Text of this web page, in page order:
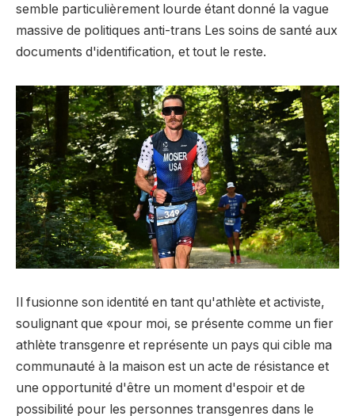
semble particulièrement lourde étant donné la vague
massive de politiques anti-trans Les soins de santé aux
documents d'identification, et tout le reste.
Il fusionne son identité en tant qu'athlète et activiste,
soulignant que «pour moi, se présente comme un fier
athlète transgenre et représente un pays qui cible ma
communauté à la maison est un acte de résistance et
une opportunité d'être un moment d'espoir et de
possibilité pour les personnes transgenres dans le